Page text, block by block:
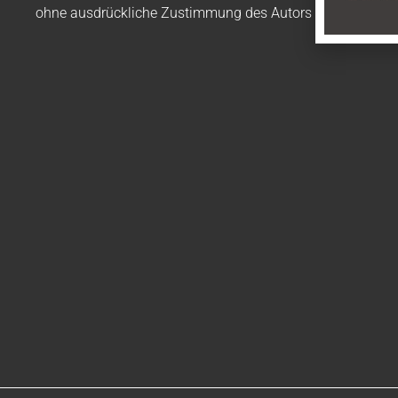
ohne ausdrückliche Zustimmung des Autors nicht